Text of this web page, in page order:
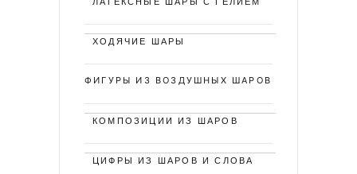
ХОДЯЧИЕ ШАРЫ
ФИГУРЫ ИЗ ВОЗДУШНЫХ ШАРОВ
КОМПОЗИЦИИ ИЗ ШАРОВ
ЦИФРЫ ИЗ ШАРОВ И СЛОВА